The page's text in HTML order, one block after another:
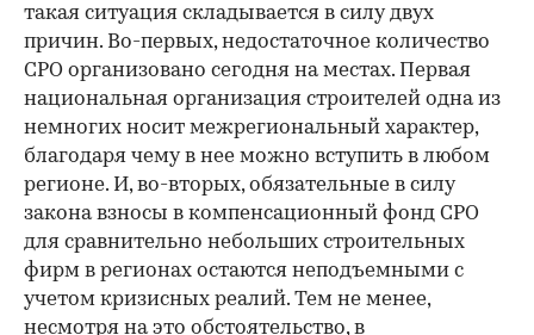
такая ситуация складывается в силу двух
причин. Во-первых, недостаточное количество
СРО организовано сегодня на местах. Первая
национальная организация строителей одна из
немногих носит межрегиональный характер,
благодаря чему в нее можно вступить в любом
регионе. И, во-вторых, обязательные в силу
закона взносы в компенсационный фонд СРО
для сравнительно небольших строительных
фирм в регионах остаются неподъемными с
учетом кризисных реалий. Тем не менее,
несмотря на это обстоятельство, в